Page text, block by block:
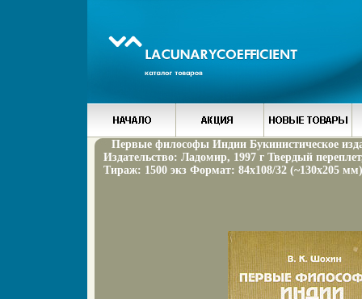
Первые философы Индии Букинистическое
Издательство: Ладомир, 1997 г Твердый
Тираж: 1500 экз Формат: 84x108/32 (~130х205